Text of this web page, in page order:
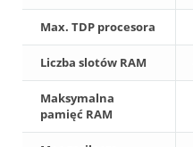
Max. TDP procesora
Liczba slotów RAM
Maksymalna
pamięć RAM